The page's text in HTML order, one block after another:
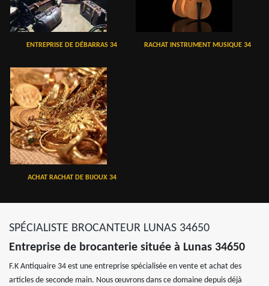
ENTREPRISE DE DÉBARRAS 34 RACHAT INSTRUMENT MUSIQUE 34
ACHAT RACHAT DE BIJOUX 34
SPÉCIALISTE BROCANTEUR LUNAS 34650
Entreprise de brocanterie située à Lunas 34650
F.K Antiquaire 34 est une entreprise spécialisée en vente et achat des
articles de seconde main. Nous œuvrons dans ce domaine depuis déjà